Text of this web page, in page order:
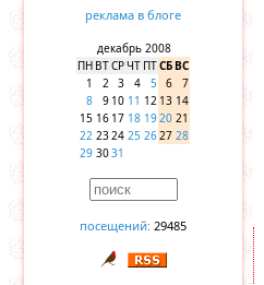
реклама в блоге
декабрь 2008
ПН ВТСРЧТ ПТСБВС
1
2 3 4 5 6
7
8
9 10 11 12 13 14
15 16 17 18 1920 21
22 2324 25 2627 28
29 3031
посещений: 29485